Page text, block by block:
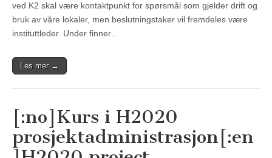
ved K2 skal være kontaktpunkt for spørsmål som gjelder drift og
bruk av våre lokaler, men beslutningstaker vil fremdeles være
instituttleder. Under finner…
Les mer →
[:no]Kurs i H2020
prosjektadministrasjon[:en